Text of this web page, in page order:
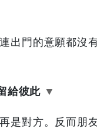
出門的意願都沒
給彼此
是對方。反而朋